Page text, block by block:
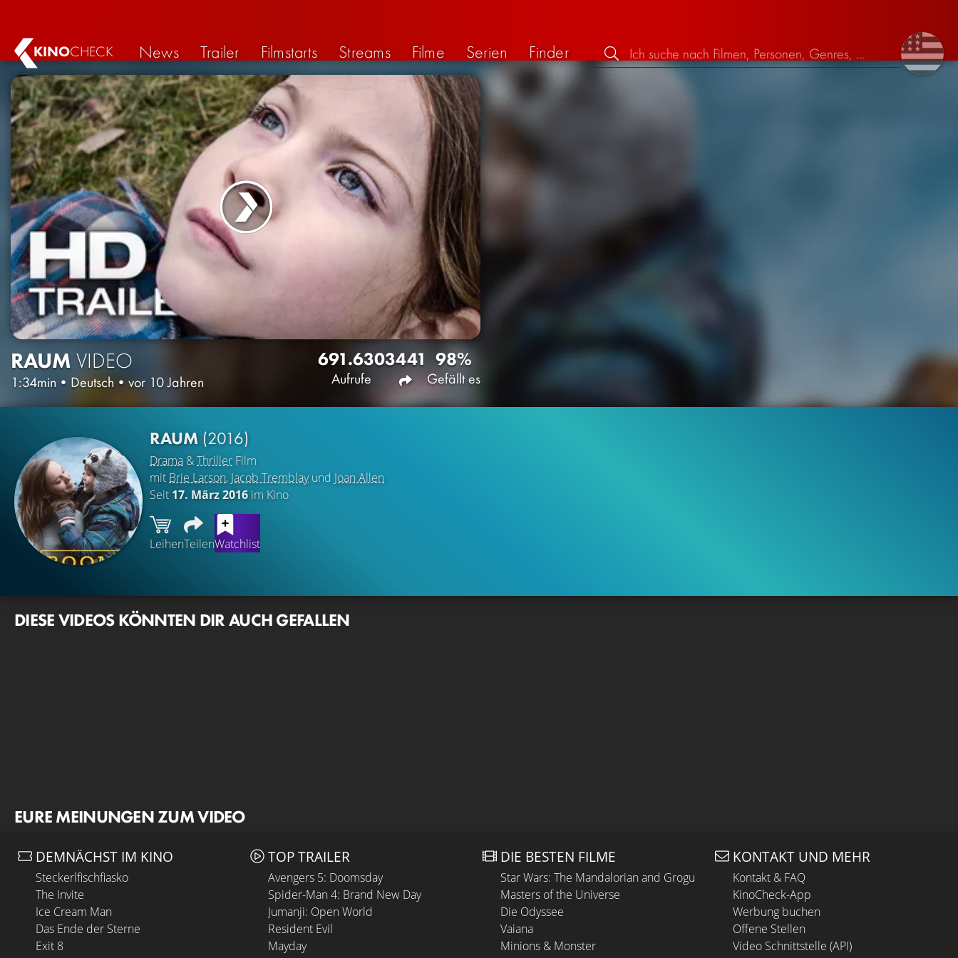
KINOCHECK News Trailer Filmstarts Streams Filme Serien Finder
RAUM VIDEO
1:34min • Deutsch•vor 10 Jahren
691.630
Aufrufe
3441 98%
Gefällt es
RAUM (2016)
Drama &Thriller Film
mit Brie Larson, Jacob Tremblayund Joan Allen
Seit 17. März 2016im Kino
LeihenTeilenWatchlist
DIESE VIDEOS KÖNNTEN DIR AUCH GEFALLEN
EURE MEINUNGEN ZUM VIDEO
DEMNÄCHST IM KINO
Steckerlfischfiasko
The Invite
Ice Cream Man
Das Ende der Sterne
Exit 8
TOP TRAILER
Avengers 5: Doomsday
Spider-Man 4: Brand New Day
Jumanji: Open World
Resident Evil
Mayday
DIE BESTEN FILME
Star Wars: The Mandalorian and Grogu
Masters of the Universe
Die Odyssee
Vaiana
Minions & Monster
KONTAKT UND MEHR
Kontakt & FAQ
KinoCheck-App
Werbung buchen
Offene Stellen
Video Schnittstelle (API)